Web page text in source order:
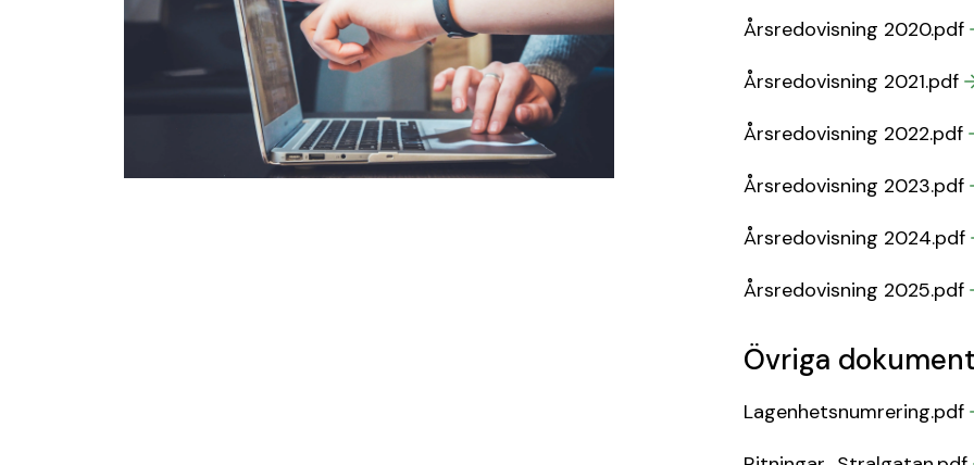
Årsredovisning 2020.pdf
Årsredovisning 2021.pdf
Årsredovisning 2022.pdf
Årsredovisning 2023.pdf
Årsredovisning 2024.pdf
Årsredovisning 2025.pdf
Övriga
Lagenhetsnumrering.pdf